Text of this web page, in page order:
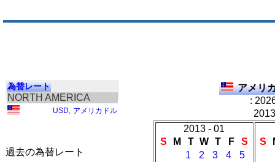
為替レート
NORTH AMERICA
USD アメリカドル
過去の為替レート
アメリ
:
2013 - 01
S
M T W T F
S
1
2 3 4
5
S